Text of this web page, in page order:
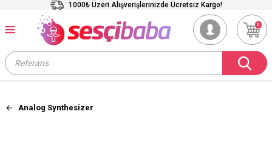
1000₺ Üzeri Alışverişlerinizde Ücretsiz Kargo!
0
Analog Synthesizer